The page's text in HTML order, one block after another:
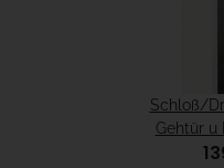
Schloß/
Gehtür u